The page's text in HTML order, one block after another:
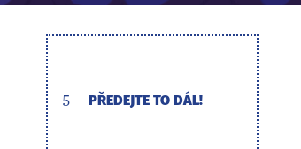
5 PŘEDEJTE TO DÁL!